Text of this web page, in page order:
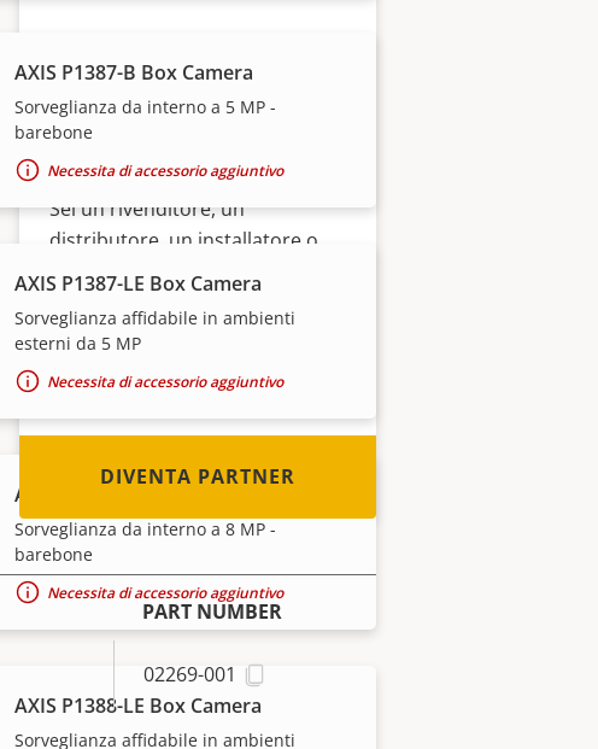
AXIS P1387-B Box Camera
Sorveglianza da interno a 5 MP -
barebone
Necessita di accessorio aggiuntivo
AXIS P1387-LE Box Camera
Sorveglianza affidabile in ambienti
esterni da 5 MP
Necessita di accessorio aggiuntivo
AXIS P1388-B Box Camera
Sorveglianza da interno a 8 MP -
barebone
Necessita di accessorio aggiuntivo
AXIS P1388-LE Box Camera
Sorveglianza affidabile in ambienti
Diventa partner
Sei un rivenditore, un
distributore, un installatore o
un integratore di sistemi?
paesi del mondo. Scopri come
DIVENTA PARTNER
PART NUMBER
02269-001